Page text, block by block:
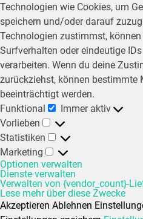
Technologien wie Cookies, um
speichern und/oder darauf
Technologien zustimmst,
Surfverhalten oder eindeutige
verarbeiten. Wenn du deine
zurückziehst, können bestimmte
beeinträchtigt werden.
Funktional
Immer aktiv
Vorlieben
Statistiken
Marketing
Optionen verwalten
Dienste verwalten
Verwalten von {vendor_count}-
Lese mehr über diese Zwecke
Akzeptieren Ablehnen